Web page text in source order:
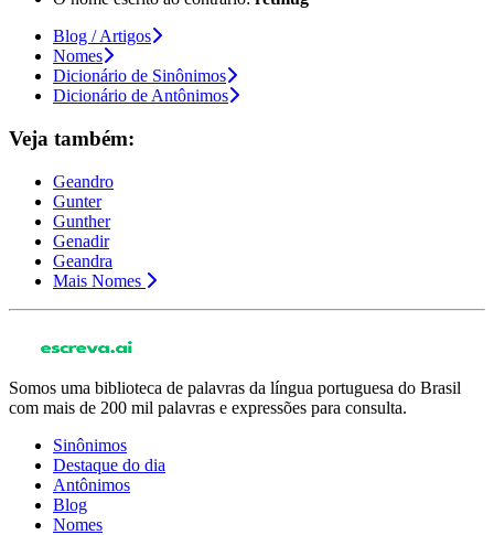
Blog / Artigos
Nomes
Dicionário de Sinônimos
Dicionário de Antônimos
Veja também:
Geandro
Gunter
Gunther
Genadir
Geandra
Mais Nomes
Somos uma biblioteca de palavras da língua portuguesa do Brasil
com mais de 200 mil palavras e expressões para consulta.
Sinônimos
Destaque do dia
Antônimos
Blog
Nomes